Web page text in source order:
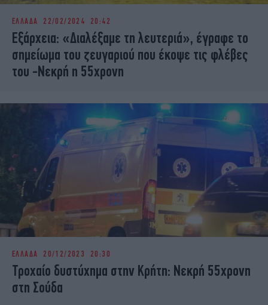
ΕΛΛΑΔΑ 22/02/2024 20:42
Εξάρχεια: «Διαλέξαμε τη λευτεριά», έγραφε το
σημείωμα του ζευγαριού που έκοψε τις φλέβες
του -Νεκρή η 55χρονη
ΕΛΛΑΔΑ 20/12/2023 20:30
Τροχαίο δυστύχημα στην Κρήτη: Νεκρή 55χρονη
στη Σούδα